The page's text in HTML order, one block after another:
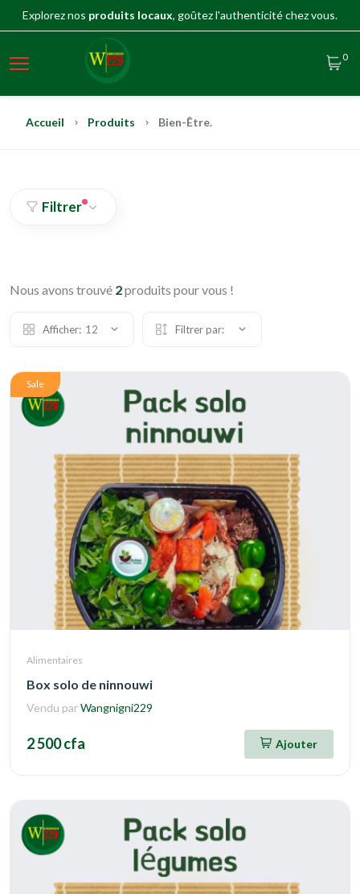
Explorez nos produits locaux, goûtez l'authenticité chez vous.
0
Accueil Produits Bien-Être.
Filtrer
Nous avons trouvé 2produits pour vous !
Afficher: 12 Filtrer par:
Sale
Alimentaires
Box solo de ninnouwi
Vendu parWangnigni229
2 500 cfa Ajouter